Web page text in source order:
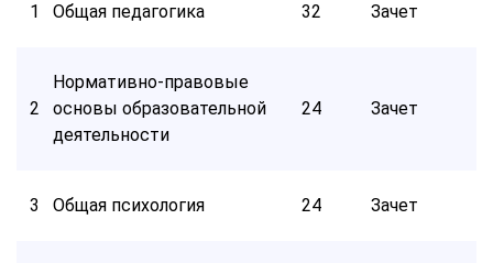
1 Общая педагогика 32 Зачет
2
Нормативно-правовые
основы образовательной
деятельности
24 Зачет
3 Общая психология 24 Зачет